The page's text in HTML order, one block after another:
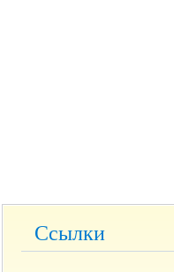
Ссылки